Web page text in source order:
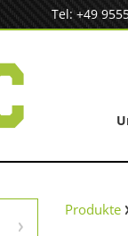
Tel: +49
Produkte